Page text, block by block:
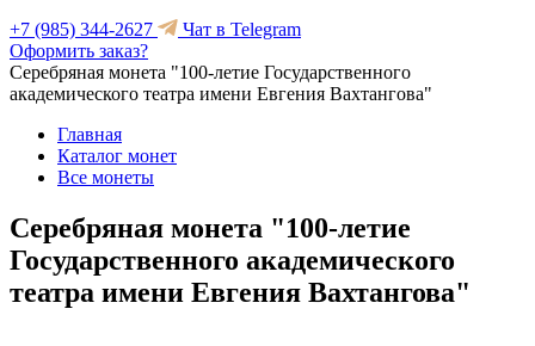
+7 (985) 344-2627
Чат в Telegram
Оформить заказ?
Серебряная монета "100-летие Государственного
академического театра имени Евгения Вахтангова"
Главная
Каталог монет
Все монеты
Серебряная монета "100-летие
Государственного академического
театра имени Евгения Вахтангова"